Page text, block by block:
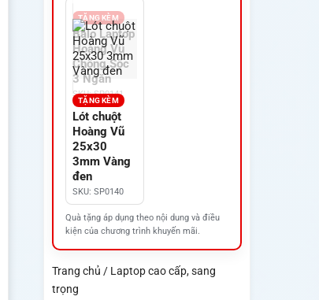
TẶNG KÈM
Balo Laptop
Hoàng Vũ
Chống Sốc
3 Ngăn
SKU: SP0141
TẶNG KÈM
Lót chuột
Hoàng Vũ
25x30
3mm Vàng
đen
SKU: SP0140
Quà tặng áp dụng theo nội dung và điều
kiện của chương trình khuyến mãi.
Trang chủ / Laptop cao cấp, sang
trọng